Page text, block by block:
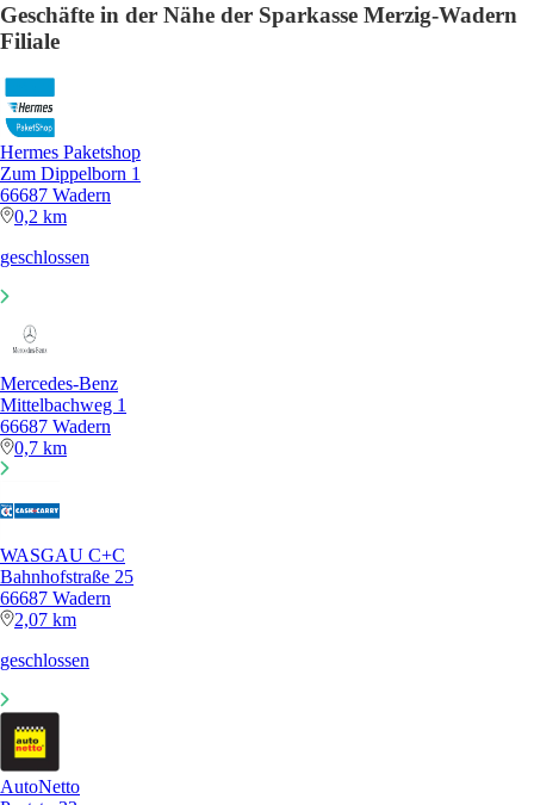
Geschäfte in der Nähe der Sparkasse Merzig-Wadern
Filiale
Hermes Paketshop
Zum Dippelborn 1
66687 Wadern
0,2 km
geschlossen
Mercedes-Benz
Mittelbachweg 1
66687 Wadern
0,7 km
WASGAU C+C
Bahnhofstraße 25
66687 Wadern
2,07 km
geschlossen
AutoNetto